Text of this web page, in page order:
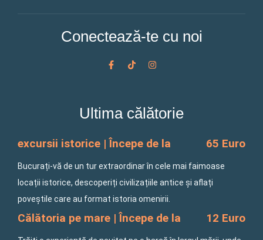
Conectează-te cu noi
F
a
o
k
f
T
i
I
n
r
a
Ultima călătorie
excursii istorice | Începe de la 65 Euro
Bucurați-vă de un tur extraordinar în cele mai faimoase
locații istorice, descoperiți civilizațiile antice și aflați
poveștile care au format istoria omenirii.
Călătoria pe mare | Începe de la 12 Euro